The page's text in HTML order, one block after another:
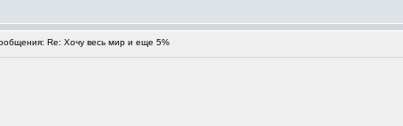
Re: Хочу весь мир и еще 5%